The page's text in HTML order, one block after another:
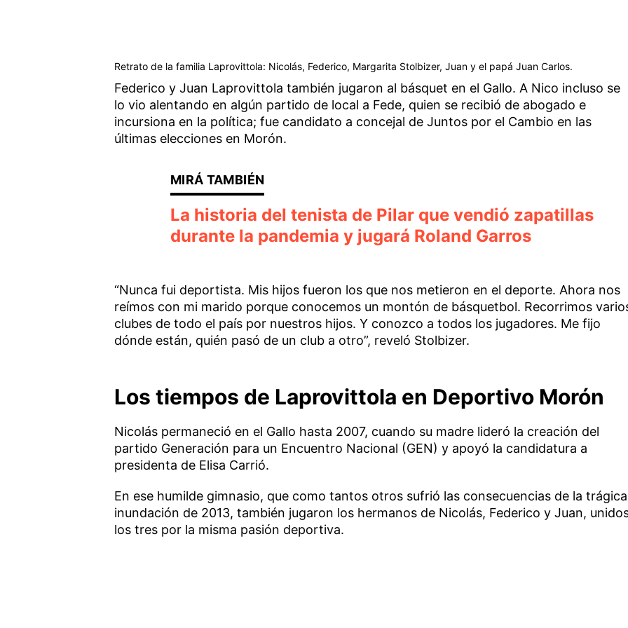
Retrato de la familia Laprovittola: Nicolás, Federico, Margarita Stolbizer, Juan y el papá Juan Carlos.
Federico y Juan Laprovittola también jugaron al básquet en el Gallo. A Nico incluso se
lo vio alentando en algún partido de local a Fede, quien se recibió de abogado e
incursiona en la política; fue candidato a concejal de Juntos por el Cambio en las
últimas elecciones en Morón.
La historia del tenista de Pilar que vendió zapatillas
durante la pandemia y jugará Roland Garros
“Nunca fui deportista. Mis hijos fueron los que nos metieron en el deporte. Ahora nos
reímos con mi marido porque conocemos un montón de básquetbol. Recorrimos
clubes de todo el país por nuestros hijos. Y conozco a todos los jugadores. Me fijo
dónde están, quién pasó de un club a otro”, reveló Stolbizer.
Los tiempos de Laprovittola en Deportivo Morón
Nicolás permaneció en el Gallo hasta 2007, cuando su madre lideró la creación del
partido Generación para un Encuentro Nacional (GEN) y apoyó la candidatura a
presidenta de Elisa Carrió.
En ese humilde gimnasio, que como tantos otros sufrió las consecuencias de la trágica
inundación de 2013, también jugaron los hermanos de Nicolás, Federico y Juan,
los tres por la misma pasión deportiva.